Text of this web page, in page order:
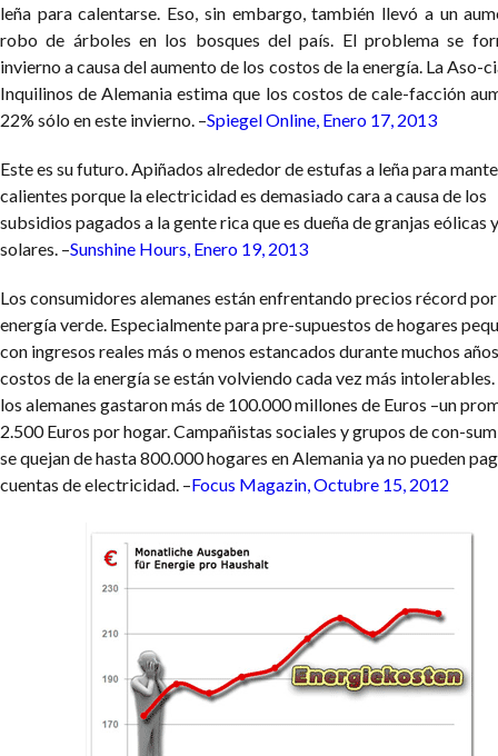
leña para calentarse. Eso, sin embargo, también llevó a un
robo de árboles en los bosques del país. El problema se
invierno a causa del aumento de los costos de la energía. La Aso-
Inquilinos de Alemania estima que los costos de cale-facción
22% sólo en este invierno. –Spiegel Online, Enero 17, 2013
Este es su futuro. Apiñados alrededor de estufas a leña para
calientes porque la electricidad es demasiado cara a causa de los
subsidios pagados a la gente rica que es dueña de granjas eólicas
solares. –Sunshine Hours, Enero 19, 2013
Los consumidores alemanes están enfrentando precios récord
energía verde. Especialmente para pre-supuestos de hogares
con ingresos reales más o menos estancados durante muchos
costos de la energía se están volviendo cada vez más
los alemanes gastaron más de 100.000 millones de Euros –un
2.500 Euros por hogar. Campañistas sociales y grupos de con-
se quejan de hasta 800.000 hogares en Alemania ya no pueden
cuentas de electricidad. –Focus Magazin, Octubre 15, 2012